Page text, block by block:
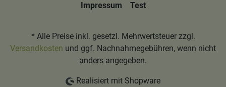
Impressum
Test
* Alle Preise inkl. gesetzl. Mehrwertsteuer zzgl.
Versandkosten und ggf. Nachnahmegebühren, wenn nicht
anders angegeben.
Realisiert mit Shopware